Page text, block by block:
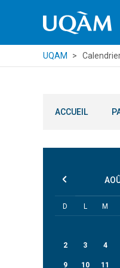
UQAM
ACCUEIL
D L M
2 3 4
9 10 11